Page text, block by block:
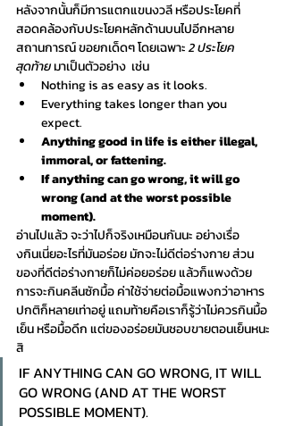
หลังจากนั้นก็มีการแตกแขนงวลี หรือประโยคที่
สอดคล้องกับประโยคหลักด้านบนไปอีกหลาย
สถานการณ์ ขอยกเด็ดๆ โดยเฉพาะ 2 ประโยค
สุดท้าย มาเป็นตัวอย่าง  เช่น
Nothing is as easy as it looks.
Everything takes longer than you
expect.
Anything good in life is either illegal,
immoral, or fattening.
If anything can go wrong, it will go
wrong (and at the worst possible
moment).
อ่านไปแล้ว จะว่าไปก็จริงเหมือนกันนะ อย่างเรื่อ
งกินเนี่ยอะไรที่มันอร่อย มักจะไม่ดีต่อร่างกาย ส่วน
ของที่ดีต่อร่างกายก็ไม่ค่อยอร่อย แล้วก็แพงด้วย
การจะกินคลีนซักมื้อ ค่าใช้จ่ายต่อมื้อแพงกว่าอาหาร
ปกติก็หลายเท่าอยู่ แถมท้ายคือเราก็รู้ว่าไม่ควรกินมื้อ
เย็น หรือมื้อดึก แต่ของอร่อยมันชอบขายตอนเย็นหนะ
สิ
IF ANYTHING CAN GO WRONG, IT WILL
GO WRONG (AND AT THE WORST
POSSIBLE MOMENT).